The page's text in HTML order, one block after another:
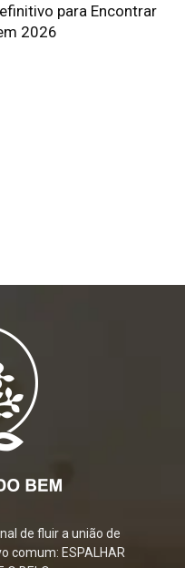
para Encontrar
2026
de fluir a união de
comum: ESPALHAR